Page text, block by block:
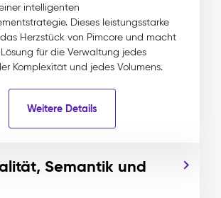
intelligenten
Dieses leistungsstarke
Herzstück von Pimcore und macht
für die Verwaltung jedes
Komplexität und jedes Volumens.
Weitere Details
Semantik und